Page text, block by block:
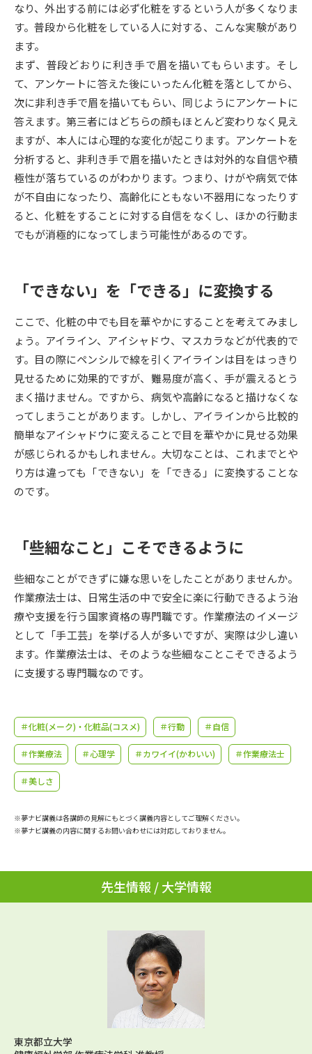
大学研究 大学検索
大学で学べる内容や特徴を調べる
新増設大学・学部・学科特集
国際・グローバルに強い大学特
データサイエンス特集 奨学金・特待生制度特集
デジタルパンフレット 進路の３択
新学年スタート号特集ページ
（高3生用）
新学年スタート号特集ページ
（高2生用）
オープンキャンパスなどを調べる
オープンキャンパス検索 実施プログラムから探す
来場型・Web型イベント特集 夢ナビライブ
受験準備 資料検索
志望校・出願校を調べる
先輩が入学を決めた理由 テレメール全国一斉進学調査
新生活お役立ちガイド
学問発見 学問検索
学問のミニ講義「夢ナビ講義」 学問分野解説
学問の教科書
ユーザーサポート
お支払いについて
個人情報取扱規定
テレメール進学カタログ
訂正のご案内
なり、外出する前には必ず化粧をするという人が多くなりま
す。普段から化粧をしている人に対する、こんな実験があり
ます。
まず、普段どおりに利き手で眉を描いてもらいます。そし
て、アンケートに答えた後にいったん化粧を落としてから、
次に非利き手で眉を描いてもらい、同じようにアンケートに
答えます。第三者にはどちらの顔もほとんど変わりなく見え
ますが、本人には心理的な変化が起こります。アンケートを
分析すると、非利き手で眉を描いたときは対外的な自信や積
極性が落ちているのがわかります。つまり、けがや病気で体
が不自由になったり、高齢化にともない不器用になったりす
ると、化粧をすることに対する自信をなくし、ほかの行動ま
でもが消極的になってしまう可能性があるのです。
「できない」を「できる」に変換する
ここで、化粧の中でも目を華やかにすることを考えてみまし
ょう。アイライン、アイシャドウ、マスカラなどが代表的で
す。目の際にペンシルで線を引くアイラインは目をはっきり
見せるために効果的ですが、難易度が高く、手が震えるとう
まく描けません。ですから、病気や高齢になると描けなくな
ってしまうことがあります。しかし、アイラインから比較的
簡単なアイシャドウに変えることで目を華やかに見せる効果
が感じられるかもしれません。大切なことは、これまでとや
り方は違っても「できない」を「できる」に変換することな
のです。
「些細なこと」こそできるように
些細なことができずに嫌な思いをしたことがありませんか。
作業療法士は、日常生活の中で安全に楽に行動できるよう治
療や支援を行う国家資格の専門職です。作業療法のイメージ
として「手工芸」を挙げる人が多いですが、実際は少し違い
ます。作業療法士は、そのような些細なことこそできるよう
に支援する専門職なのです。
＃化粧(メーク)・化粧品(コスメ) ＃行動 ＃自信
＃作業療法 ＃心理学 ＃カワイイ(かわいい) ＃作業療法士
＃美しさ
※夢ナビ講義は各講師の見解にもとづく講義内容としてご理解ください。
※夢ナビ講義の内容に関するお問い合わせには対応しておりません。
先生情報 / 大学情報
東京都立大学